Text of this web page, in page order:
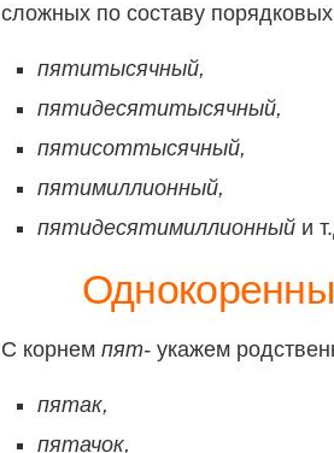
сложных по составу
пятитысячный,
пятидесятитысячный,
пятисоттысячный,
пятимиллионный,
пятидесятимиллионный и
С корнем пят- укажем
пятак,
пятачок,